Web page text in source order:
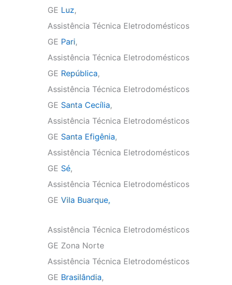
GE Luz,
Assistência Técnica Eletrodomésticos
GE Pari,
Assistência Técnica Eletrodomésticos
GE República,
Assistência Técnica Eletrodomésticos
GE Santa Cecília,
Assistência Técnica Eletrodomésticos
GE Santa Efigênia,
Assistência Técnica Eletrodomésticos
GE Sé,
Assistência Técnica Eletrodomésticos
GE Vila Buarque,
Assistência Técnica Eletrodomésticos
GE Zona Norte
Assistência Técnica Eletrodomésticos
GE Brasilândia,